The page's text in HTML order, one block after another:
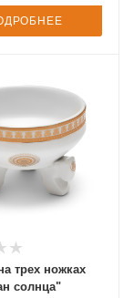
трех ножках
солнца"